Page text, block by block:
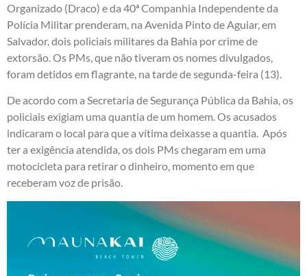
Organizado (Draco) e da 40ª Companhia Independente da
Polícia Militar prenderam, na Avenida Pinto de Aguiar, em
Salvador, dois policiais militares da Bahia por crime de
extorsão. Os PMs, que não tiveram os nomes divulgados,
foram detidos em flagrante, na tarde de segunda-feira (13).
De acordo com a Secretaria de Segurança Pública da Bahia, os
policiais exigiam uma quantia de um homem. Os acusados
indicaram o local para que a vítima deixasse a quantia. Após
ter a exigência atendida, os dois PMs chegaram em uma
motocicleta para retirar o dinheiro, momento em que
receberam voz de prisão.